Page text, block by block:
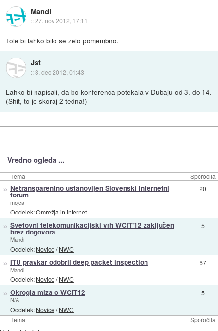
Mandi
::27. nov 2012, 17:11
Tole bi lahko bilo še zelo pomembno.
Jst
::3. dec 2012, 01:43
Lahko bi napisali, da bo konferenca potekala v Dubaju od 3. do 14.
(Shit, to je skoraj 2 tedna!)
Vredno ogleda ...
Tema Sporočila
Tema Sporočila
» Netransparentno ustanovljen Slovenski Internetni
forum
mojca
Oddelek:Omrežja in internet
20
» Svetovni telekomunikacijski vrh WCIT'12 zaključen
brez dogovora
Mandi
Oddelek: Novice/NWO
5
» ITU pravkar odobril deep packet inspection
Mandi
Oddelek: Novice/NWO
67
» Okrogla miza o WCIT12
N/A
Oddelek: Novice/NWO
5